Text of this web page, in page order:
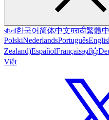
বাংলা한국어简体中文मराठी繁體
PolskiNederlandsPortuguês
Zealand)EspañolFrançaisதமிழ்
Việt